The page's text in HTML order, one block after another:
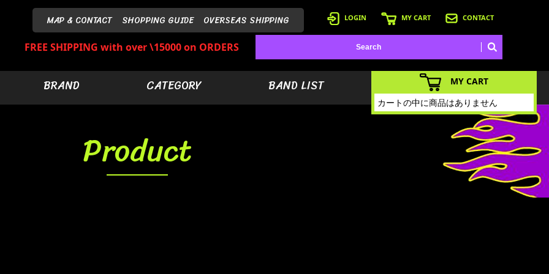
MAP & CONTACT SHOPPING GUIDE OVERSEAS SHIPPING LOGIN MY CART CONTACT
FREE SHIPPING with over \15000 on ORDERS
BRAND CATEGORY BAND LIST
Product
MY CART
カートの中に商品はありません